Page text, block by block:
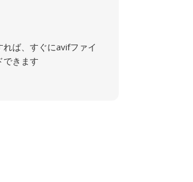
れば、すぐにavifファイ
できます